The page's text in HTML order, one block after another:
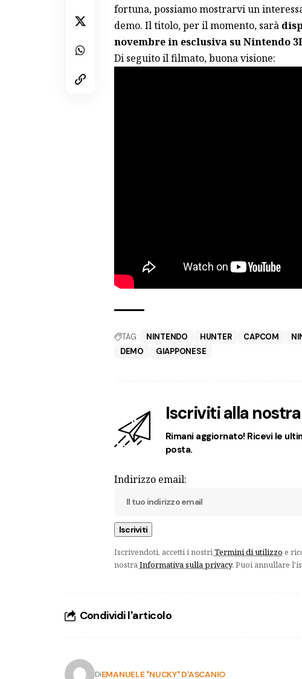
fortuna, possiamo mostrarvi un
demo. Il titolo, per il momento, sarà
novembre in esclusiva su Nintendo
Di seguito il filmato, buona visione:
TAG: NINTENDO HUNTER CAPCOM
DEMO
GIAPPONESE
Iscriviti alla
Rimani aggiornato! Ricevi le
posta.
Indirizzo email:
Iscrivendoti, accetti i nostriTermini di utilizzo e
nostraInformativa sulla privacy. Puoi annullare
Condividi l'articolo
DiEMANUELE "NUCKY" D'ASCANIO